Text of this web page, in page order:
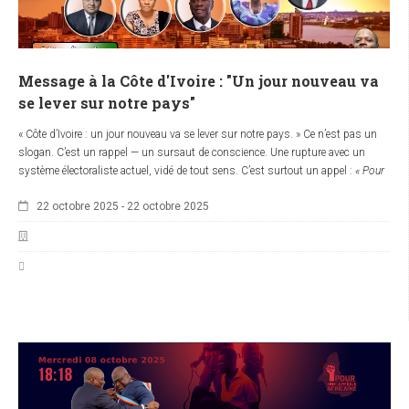
Message à la Côte d'Ivoire : "Un jour nouveau va
se lever sur notre pays"
« Côte d’Ivoire : un jour nouveau va se lever sur notre pays. » Ce n’est pas un
slogan. C’est un rappel — un sursaut de conscience. Une rupture avec un
système électoraliste actuel, vidé de tout sens. C’est surtout un appel : « Pour
réconciliée. »
Ce message historique sera adressé au peuple de Côte d'Ivoire ce
22 octobre 2025 à 17h17(heure d’Abidjan) /19h19(heure de Genève) par
Kouadio I. Kouamé
22 octobre 2025 - 22 octobre 2025